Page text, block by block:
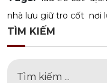
nhà lưu giữ tro cốt nơi
TÌM KIẾM